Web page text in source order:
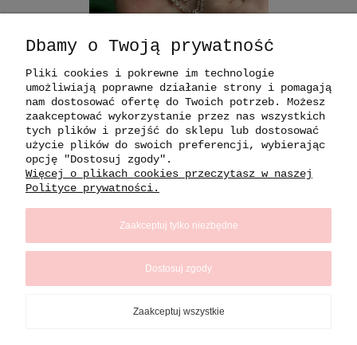
naszyjnik Alicja silver
382,50 zł
Cena regularna:450,00 zł
Do koszyka
Dbamy o Twoją prywatność
Pliki cookies i pokrewne im technologie
umożliwiają poprawne działanie strony i pomagają
nam dostosować ofertę do Twoich potrzeb. Możesz
zaakceptować wykorzystanie przez nas wszystkich
tych plików i przejść do sklepu lub dostosować
użycie plików do swoich preferencji, wybierając
opcję "Dostosuj zgody".
Więcej o plikach cookies przeczytasz w naszej
Polityce prywatności.
Zaakceptuj tylko niezbędne
Dostosuj zgody
Zaakceptuj wszystkie